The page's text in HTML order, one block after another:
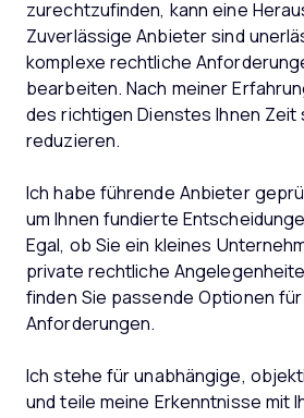
zurechtzufinden, kann eine
Zuverlässige Anbieter sind
komplexe rechtliche
bearbeiten. Nach meiner
des richtigen Dienstes Ihnen Zeit
reduzieren.
Ich habe führende Anbieter
um Ihnen fundierte
Egal, ob Sie ein kleines
private rechtliche
finden Sie passende Optionen für
Anforderungen.
Ich stehe für unabhängige,
und teile meine Erkenntnisse mit